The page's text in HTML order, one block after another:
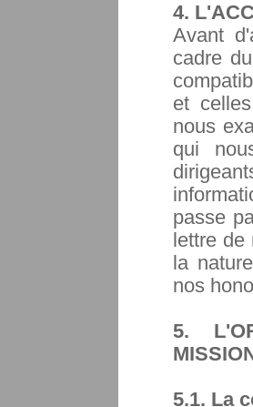
4.
Avant
cadre
et
nous
qui
passe
lettre
la
nos
5.
5.1. La